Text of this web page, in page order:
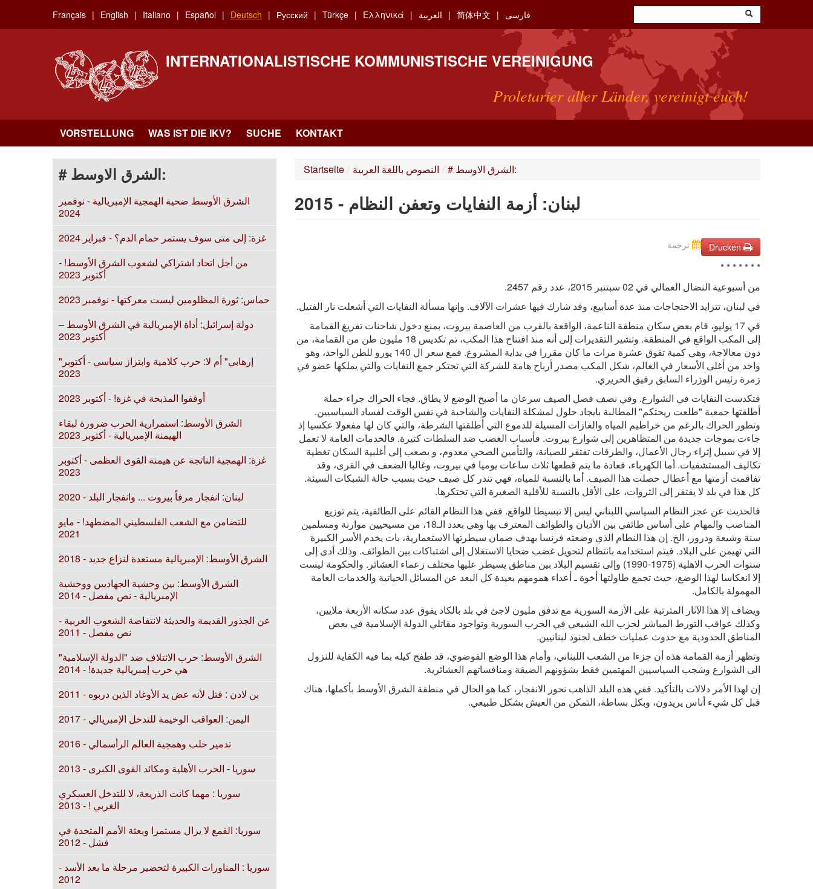
main
Français English Italiano Español Deutsch Русский Türkçe Ελληνικά العربية 简体中文 فارسی
INTERNATIONALISTISCHE KOMMUNISTISCHE VEREINIGUNG
Proletarier aller Länder, vereinigt euch!
VORSTELLUNG WAS IST DIE IKV? SUCHE KONTAKT
# الشرق الاوسط:
الشرق الأوسط ضحية الهمجية الإمبريالية - نوفمبر
2024
غزة: إلى متى سوف يستمر حمام الدم؟ - فبراير 2024
من أجل اتحاد اشتراكي لشعوب الشرق الأوسط! -
أكتوبر 2023
حماس: ثورة المظلومين ليست معركتها - نوفمبر 2023
دولة إسرائيل: أداة الإمبريالية في الشرق الأوسط –
أكتوبر 2023
"إرهابي" أم لا: حرب كلامية وابتزاز سياسي - أكتوبر
2023
أوقفوا المذبحة في غزة! - أكتوبر 2023
الشرق الأوسط: استمرارية الحرب ضرورة لبقاء
الهيمنة الإمبريالية - أكتوبر 2023
غزة: الهمجية الناتجة عن هيمنة القوى العظمى - أكتوبر
2023
لبنان: انفجار مرفأ بيروت ... وانفجار البلد - 2020
للتضامن مع الشعب الفلسطيني المضطهد! - مايو
2021
الشرق الأوسط: الإمبريالية مستعدة لنزاع جديد - 2018
الشرق الأوسط: بين وحشية الجهاديين ووحشية
الإمبريالية - نص مفصل - 2014
عن الجذور القديمة والحديثة لانتفاضة الشعوب العربية -
نص مفصل - 2011
الشرق الأوسط: حرب الائتلاف ضد "الدولة الإسلامية"
هي حرب إمبريالية جديدة! - 2014
بن لادن : قتل لأنه عض يد الأوغاد الذين دربوه - 2011
اليمن: العواقب الوخيمة للتدخل الإمبريالي - 2017
تدمير حلب وهمجية العالم الرأسمالي - 2016
سوريا - الحرب الأهلية ومكائد القوى الكبرى - 2013
سوريا : مهما كانت الذريعة، لا للتدخل العسكري
الغربي ! - 2013
سوريا: القمع لا يزال مستمرا وبعثة الأمم المتحدة في
فشل - 2012
سوريا : المناورات الكبيرة لتحضير مرحلة ما بعد الأسد -
2012
Startseite / النصوص باللغة العربية / # الشرق الاوسط:
لبنان: أزمة النفايات وتعفن النظام - 2015
Drucken ترجمة
* * * * * * *
من أسبوعية النضال العمالي في 02 سبتنبر 2015، عدد رقم 2457.
في لبنان، تتزايد الاحتجاجات منذ عدة أسابيع، وقد شارك فيها عشرات الآلاف. وإنها مسألة النفايات التي أشعلت نار الفتيل.
في 17 يوليو، قام بعض سكان منطقة الناعمة، الواقعة بالقرب من العاصمة بيروت، بمنع دخول شاحنات تفريغ القمامة
إلى المكب الواقع في المنطقة. وتشير التقديرات إلى أنه منذ افتتاح هذا المكب، تم تكديس 18 مليون طن من القمامة، من
دون معالاجة، وهي كمية تفوق عشرة مرات ما كان مقررا في بداية المشروع. فمع سعر ال 140 يورو للطن الواحد، وهو
واحد من أغلى الأسعار في العالم، شكل المكب مصدر أرباح هامة للشركة التي تحتكر جمع النفايات والتي يملكها عضو في
زمرة رئيس الوزراء السابق رفيق الحريري.
فتكدست النفايات في الشوارع. وفي نصف فصل الصيف سرعان ما أصبح الوضع لا يطاق. فجاء الحراك جراء حملة
أطلقتها جمعية "طلعت ريحتكم" المطالبة بايجاد حلول لمشكلة النفايات والشاجبة في نفس الوقت لفساد السياسيين.
وتطور الحراك بالرغم من خراطيم المياه والغازات المسيلة للدموع التي أطلقتها الشرطة، والتي كان لها مفعولا عكسيا إذ
جاءت بموجات جديدة من المتظاهرين إلى شوارع بيروت. فأسباب الغضب ضد السلطات كثيرة. فالخدمات العامة لا تعمل
إلا في سبيل إثراء رجال الأعمال، والطرقات تفتقر للصيانة، والتأمين الصحي معدوم، و يصعب إلى أغلبية السكان تغطية
تكاليف المستشفيات. أما الكهرباء، فعادة ما يتم قطعها ثلاث ساعات يوميا في بيروت، وغالبا الضعف في القرى، وقد
تفاقمت أزمتها مع أعطال حصلت هذا الصيف. أما بالنسبة للمياه، فهي تندر كل صيف حيث بسبب حالة الشبكات السيئة.
كل هذا في بلد لا يفتقر إلى الثروات، على الأقل بالنسبة للأقلية الصغيرة التي تحتكرها.
فالحديث عن عجز النظام السياسي اللبناني ليس إلا تبسيطا للواقع. ففي هذا النظام القائم على الطائفية، يتم توزيع
المناصب والمهام على أساس طائفي بين الأديان والطوائف المعترف بها وهي بعدد الـ18، من مسيحيين موارنة ومسلمين
سنة وشيعة ودروز، الخ. إن هذا النطام الذي وضعته فرنسا بهدف ضمان سيطرتها الاستعمارية، بات يخدم الأسر الكبيرة
التي تهيمن على البلاد. فيتم استخدامه بانتظام لتحويل غضب ضحايا الاستغلال إلى اشتباكات بين الطوائف. وذلك أدى إلى
سنوات الحرب الاهلية (1975-1990) وإلى تقسيم البلاد بين مناطق يسيطر عليها مختلف زعماء العشائر. والحكومة ليست
إلا انعكاسا لهذا الوضع، حيث تجمع طاولتها أخوة ـ أعداء همومهم بعيدة كل البعد عن المسائل الحياتية والخدمات العامة
المهمولة بالكامل.
ويضاف إلا هذا الآثار المترتبة على الأزمة السورية مع تدفق مليون لاجئ في بلد بالكاد يفوق عدد سكانه الأربعة ملايين،
وكذلك عواقب التورط المباشر لحزب الله الشيعي في الحرب السورية وتواجود مقاتلي الدولة الإسلامية في بعض
المناطق الحدودية مع حدوث عمليات خطف لجنود لبنانيين.
وتظهر أزمة القمامة هذه أن جزءا من الشعب اللبناني، وأمام هذا الوضع الفوضوي، قد طفح كيله بما فيه الكفاية للنزول
الى الشوارع وشجب السياسيين المهتمين فقط بشؤونهم الضيقة ومنافساتهم العشائرية.
إن لهذا الأمر دلالات بالتأكيد. ففي هذه البلد الذاهب نحور الانفجار، كما هو الحال في منطقة الشرق الأوسط بأكملها، هناك
قبل كل شيء أناس يريدون، وبكل بساطة، التمكن من العيش بشكل طبيعي.